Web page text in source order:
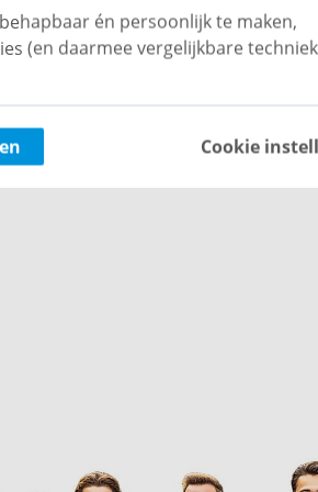
én persoonlijk te maken,
(en daarmee vergelijkbare
Cookie